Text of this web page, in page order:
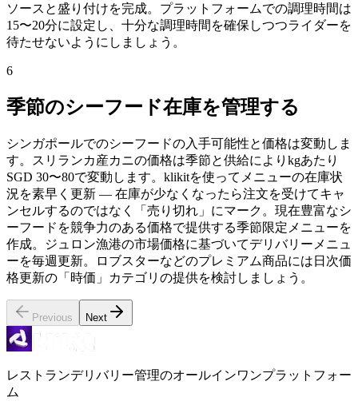
ソースと盛り付けを完成。プラットフォームでの調理時間は
15〜20分に設定し、十分な調理時間を確保しつつライダーを
待たせないようにしましょう。
6
季節のシーフード在庫を管理する
シンガポールでのシーフードの入手可能性と価格は変動しま
す。スリランカ産カニの価格は季節と供給によりkgあたり
SGD 30〜80で変動します。klikitを使ってメニューの在庫状
況を素早く更新 — 在庫が少なくなったら注文を受けてキャ
ンセルするのではなく「売り切れ」にマーク。現在豊富なシ
ーフードを競争力のある価格で提供する季節限定メニューを
作成。ジュロン漁港の市場価格に基づいてデリバリーメニュ
ーを毎週更新。ロブスターなどのプレミアム商品には日次価
格更新の「時価」カテゴリの提供を検討しましょう。
Previous Next
レストランデリバリー管理のオールインワンプラットフォー
ム